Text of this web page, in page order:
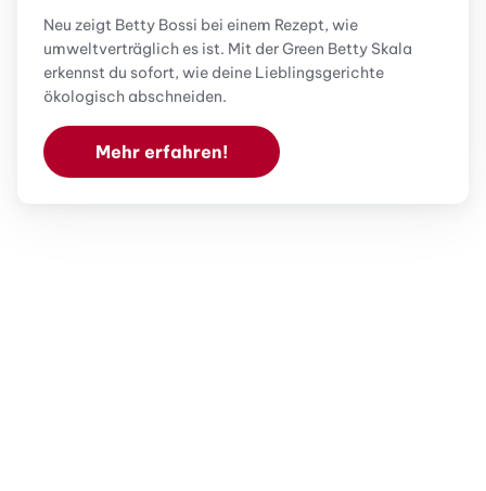
Neu zeigt Betty Bossi bei einem Rezept, wie
umweltverträglich es ist. Mit der Green Betty Skala
erkennst du sofort, wie deine Lieblingsgerichte
ökologisch abschneiden.
Mehr erfahren!